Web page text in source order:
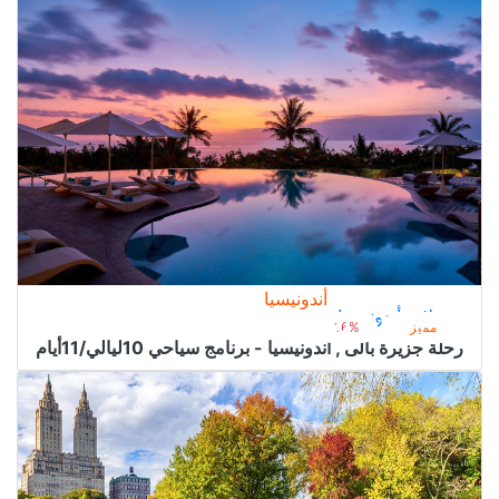
مميز 16%
أندونيسيا
من 2.500﷼ 2.100﷼رحلات أندونيسيا
رحلة جزيرة بالى , اندونيسيا - برنامج سياحي 10ليالي/11أيام